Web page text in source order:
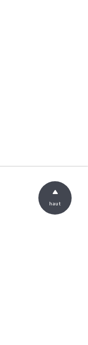
haut